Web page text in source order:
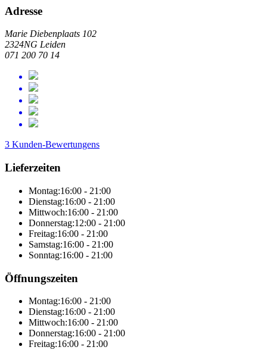
Adresse
Marie Diebenplaats 102
2324NG Leiden
071 200 70 14
3 Kunden-Bewertungens
Lieferzeiten
Montag:16:00 - 21:00
Dienstag:16:00 - 21:00
Mittwoch:16:00 - 21:00
Donnerstag:12:00 - 21:00
Freitag:16:00 - 21:00
Samstag:16:00 - 21:00
Sonntag:16:00 - 21:00
Öffnungszeiten
Montag:16:00 - 21:00
Dienstag:16:00 - 21:00
Mittwoch:16:00 - 21:00
Donnerstag:16:00 - 21:00
Freitag:16:00 - 21:00